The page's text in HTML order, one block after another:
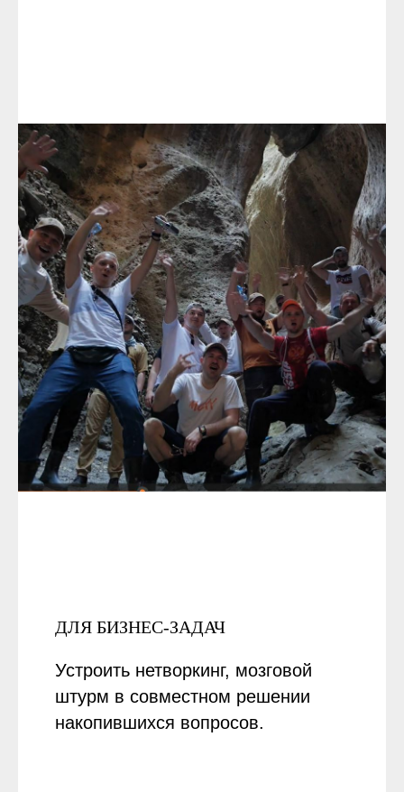
ДЛЯ БИЗНЕС-ЗАДАЧ
Устроить нетворкинг, мозговой
штурм в совместном решении
накопившихся вопросов.